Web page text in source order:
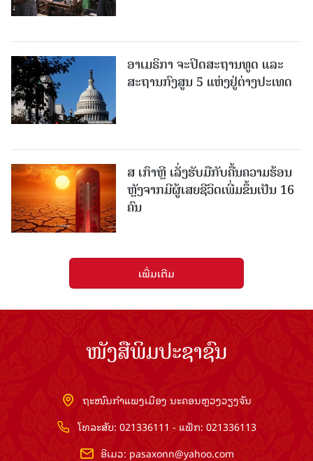
ອາເມຣິກາ ຈະປິດສະຖານທູດ ແ​ລະ
ສະຖານກົງສູນ 5 ແຫ່ງ​ຢູ່​ຕ່າງ​ປະ​ເທດ
ສ ເກົາຫຼີ ເລັ່ງຮັບມືກັບຄື້ນຄວາມຮ້ອນ
ຫຼັງຈາກມີຜູ້ເສຍຊີວິດເພີ່ມຂຶ້ນເປັນ 16
ຄົນ
ເພີ່ມເຕີມ
ໜັງສືພິມປະຊາຊົນ
ຖະໜົນກຳແພງເມືອງ ນະຄອນຫຼວງວຽງຈັນ
ໂທລະສັບ: 021336111 - ແຟັກ: 021336113
ອີເມວ: pasaxonn@yahoo.com